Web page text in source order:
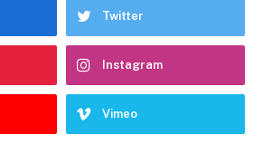
Twitter
Instagram
Vimeo